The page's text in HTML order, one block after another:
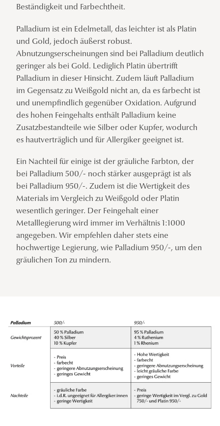
Beständigkeit und Farbechtheit.
Palladium ist ein Edelmetall, das leichter ist als Platin
und Gold, jedoch äußerst robust.
Abnutzungserscheinungen sind bei Palladium deutlich
geringer als bei Gold. Lediglich Platin übertrifft
Palladium in dieser Hinsicht. Zudem läuft Palladium
im Gegensatz zu Weißgold nicht an, da es farbecht ist
und unempfindlich gegenüber Oxidation. Aufgrund
des hohen Feingehalts enthält Palladium keine
Zusatzbestandteile wie Silber oder Kupfer, wodurch
es hautverträglich und für Allergiker geeignet ist.
Ein Nachteil für einige ist der gräuliche Farbton, der
bei Palladium 500/- noch stärker ausgeprägt ist als
bei Palladium 950/-. Zudem ist die Wertigkeit des
Materials im Vergleich zu Weißgold oder Platin
wesentlich geringer. Der Feingehalt einer
Metalllegierung wird immer im Verhältnis 1:1000
angegeben. Wir empfehlen daher stets eine
hochwertige Legierung, wie Palladium 950/-, um den
gräulichen Ton zu mindern.